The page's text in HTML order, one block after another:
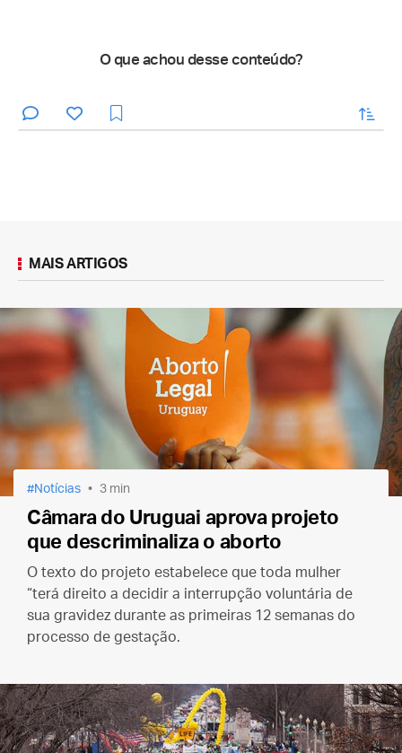
O que achou desse conteúdo?
enviar
MAIS ARTIGOS
Notícias 3 min
Câmara do Uruguai aprova projeto
que descriminaliza o aborto
O texto do projeto estabelece que toda mulher
“terá direito a decidir a interrupção voluntária de
sua gravidez durante as primeiras 12 semanas do
processo de gestação.